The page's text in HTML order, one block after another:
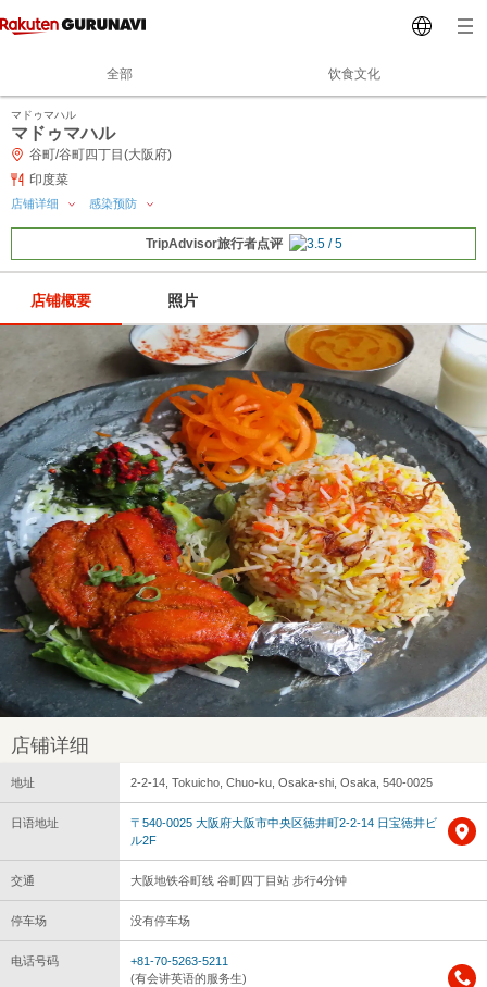
全部 饮食文化
マドゥマハル
マドゥマハル
谷町/谷町四丁目(大阪府)
印度菜
店铺详细 感染预防
TripAdvisor旅行者点评
店铺概要 照片
店铺详细
地址 2-2-14, Tokuicho, Chuo-ku, Osaka-shi, Osaka, 540-0025
日语地址
〒540-0025 大阪府大阪市中央区徳井町2-2-14 日宝徳井ビ
ル2F
交通 大阪地铁谷町线 谷町四丁目站 步行4分钟
停车场 没有停车场
电话号码
+81-70-5263-5211
(有会讲英语的服务生)